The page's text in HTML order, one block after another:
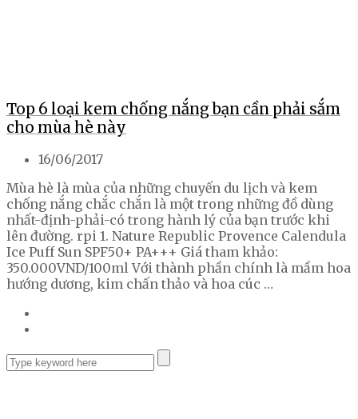
Top 6 loại kem chống nắng bạn cần phải sắm
cho mùa hè này
16/06/2017
Mùa hè là mùa của những chuyến du lịch và kem
chống nắng chắc chắn là một trong những đồ dùng
nhất-định-phải-có trong hành lý của bạn trước khi
lên đường. rpi 1. Nature Republic Provence Calendula
Ice Puff Sun SPF50+ PA+++ Giá tham khảo:
350.000VND/100ml Với thành phần chính là mầm hoa
hướng dương, kim chấn thảo và hoa cúc …